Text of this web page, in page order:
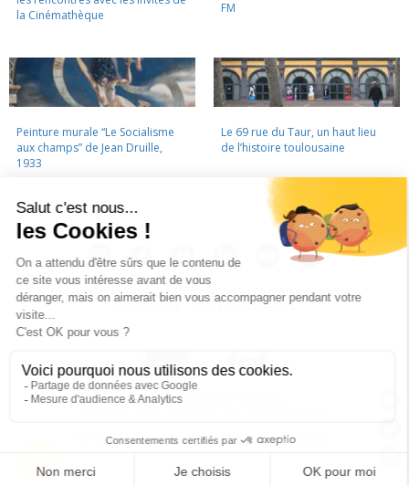
la Cinémathèque
FM
Peinture murale “Le Socialisme
aux champs” de Jean Druille,
1933
Le 69 rue du Taur, un haut lieu
de l’histoire toulousaine
LA CINÉMATHÈQUE · CONTACTS · LETTRE D'INFORMATION ·
MENTIONS LÉGALES
La Cinémathèque de Toulouse
La Cinémathèque de Toulouse © 2015. Tous droits réservés.